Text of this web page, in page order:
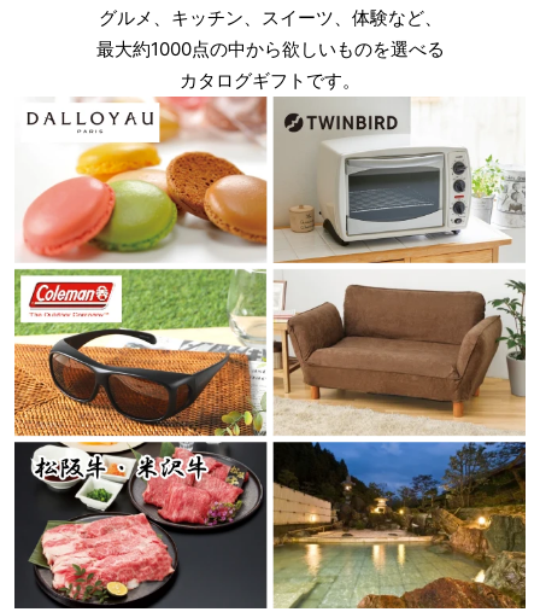
グルメ、キッチン、スイーツ、体験など、
最大約1000点の中から欲しいものを選べる
カタログギフトです。